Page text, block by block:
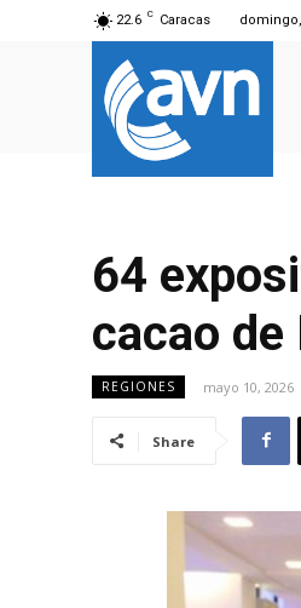
22.6 C Caracas
64
cacao
REGIONES mayo 10, 2026
Share